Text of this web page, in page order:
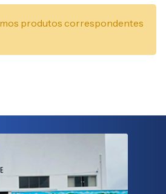
produtos correspondentes